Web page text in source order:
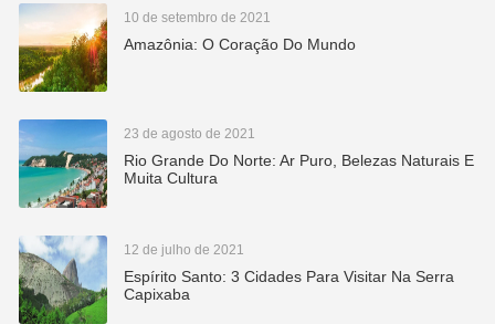
10 de setembro de 2021
Amazônia: O Coração Do Mundo
23 de agosto de 2021
Rio Grande Do Norte: Ar Puro, Belezas Naturais E
Muita Cultura
12 de julho de 2021
Espírito Santo: 3 Cidades Para Visitar Na Serra
Capixaba